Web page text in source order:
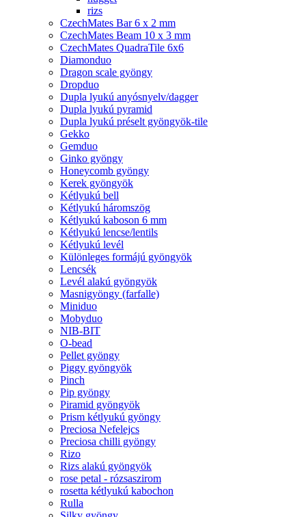
rizs
CzechMates Bar 6 x 2 mm
CzechMates Beam 10 x 3 mm
CzechMates QuadraTile 6x6
Diamonduo
Dragon scale gyöngy
Dropduo
Dupla lyukú anyósnyelv/dagger
Dupla lyukú pyramid
Dupla lyukú préselt gyöngyök-tile
Gekko
Gemduo
Ginko gyöngy
Honeycomb gyöngy
Kerek gyöngyök
Kétlyukú bell
Kétlyukú háromszög
Kétlyukú kaboson 6 mm
Kétlyukú lencse/lentils
Kétlyukú levél
Különleges formájú gyöngyök
Lencsék
Levél alakú gyöngyök
Masnigyöngy (farfalle)
Miniduo
Mobyduo
NIB-BIT
O-bead
Pellet gyöngy
Piggy gyöngyök
Pinch
Pip gyöngy
Piramid gyöngyök
Prism kétlyukú gyöngy
Preciosa Nefelejcs
Preciosa chilli gyöngy
Rizo
Rizs alakú gyöngyök
rose petal - rózsaszirom
rosetta kétlyukú kabochon
Rulla